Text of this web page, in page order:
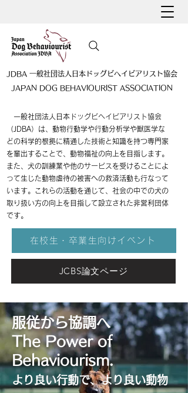
JDBA 一般社団法人日本ドッグビヘイビアリスト協会
JAPAN DOG BEHAVIOURIST ASSOCIATION
一般社団法人日本ドッグビヘイビアリスト協会
（JDBA）は、 動物行動学や行動分析学や獣医学な
どの科学的根拠に精通した技術と知識を持つ専門家
を輩出することで、動物福祉の向上を目指します。
また、犬の訓練業や他のサービスを受けることによ
って生じた動物虐待の被害への救済活動も行なって
います。これらの活動を通じて、社会の中での犬の
取り扱い方の向上を目指して設立された非営利団体
です。
在校生・卒業生向けイベント
JCBS論文ページ
服従から協調へ
The Power of
Behaviourism.
​より良い行動で、より良い動物